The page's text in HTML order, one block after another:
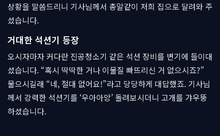
상황을 말씀드리니 기사님께서 총알같이 저희 집으로 달려와 주
셨습니다.
거대한 석션기 등장
오시자마자 커다란 진공청소기 같은 석션 장비를 변기에 들이대
셨습니다. “혹시 딱딱한 거나 이물질 빠뜨리신 거 없으시죠?”
물으시길래 “네, 절대 없어요!”라고 당당하게 대답했죠. 기사님
께서 강력한 석션기를 ‘우아아앙’ 돌려보시더니 고개를 갸우뚱
하셨습니다.